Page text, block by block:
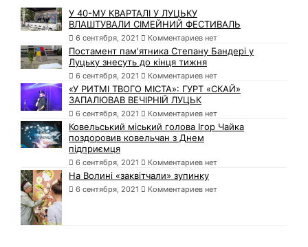
У 40-МУ КВАРТАЛІ У ЛУЦЬКУ
ВЛАШТУВАЛИ СІМЕЙНИЙ ФЕСТИВАЛЬ
6 сентября, 2021 Комментариев нет
Постамент пам'ятника Степану Бандері у
Луцьку знесуть до кінця тижня
6 сентября, 2021 Комментариев нет
«У РИТМІ ТВОГО МІСТА»: ГУРТ «СКАЙ»
ЗАПАЛЮВАВ ВЕЧІРНІЙ ЛУЦЬК
6 сентября, 2021 Комментариев нет
Ковельський міський голова Ігор Чайка
поздоровив ковельчан з Днем
підприємця
6 сентября, 2021 Комментариев нет
На Волині «заквітчали» зупинку
6 сентября, 2021 Комментариев нет